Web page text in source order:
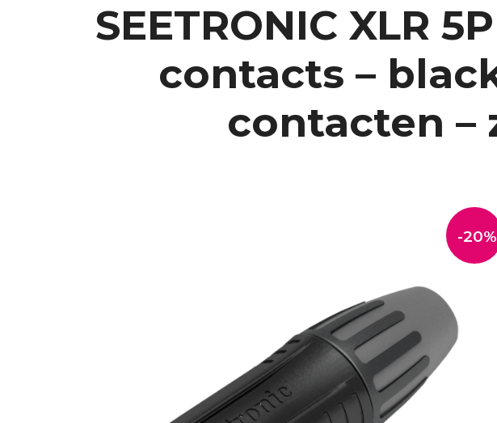
SEETRONIC XLR
contacts –
contacten –
-20%